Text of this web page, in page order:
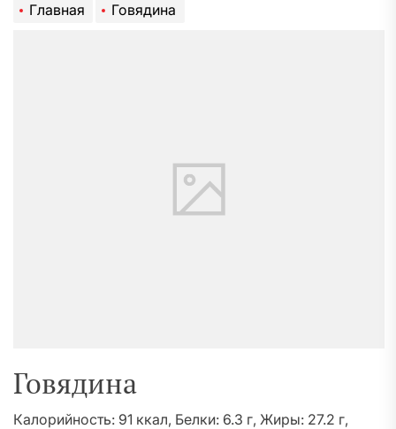
Главная Говядина
Говядина
Калорийность: 91 ккал, Белки: 6.3 г, Жиры: 27.2 г,